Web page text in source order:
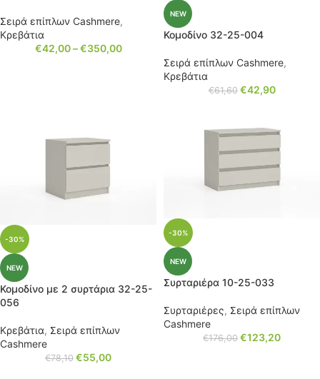
Σειρά επίπλων Cashmere,
Κρεβάτια
€42,00 – €350,00
NEW
Κομοδίνο 32-25-004
Σειρά επίπλων Cashmere,
Κρεβάτια
€61,60 €42,90
-30%
NEW
Κομοδίνο με 2 συρτάρια 32-25-
056
Κρεβάτια, Σειρά επίπλων
Cashmere
€78,10 €55,00
-30%
NEW
Συρταριέρα 10-25-033
Συρταριέρες, Σειρά επίπλων
Cashmere
€176,00 €123,20